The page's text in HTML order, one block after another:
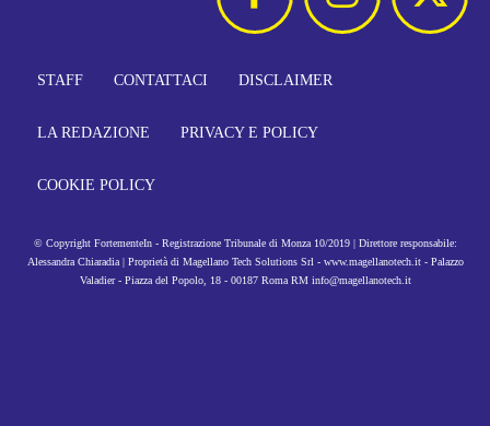
STAFF CONTATTACI DISCLAIMER
LA REDAZIONE PRIVACY E POLICY
COOKIE POLICY
© Copyright FortementeIn - Registrazione Tribunale di Monza 10/2019 | Direttore responsabile:
Alessandra Chiaradia | Proprietà di Magellano Tech Solutions Srl - www.magellanotech.it - Palazzo
Valadier - Piazza del Popolo, 18 - 00187 Roma RM info@magellanotech.it